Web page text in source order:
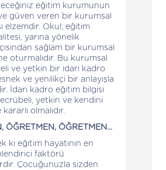
eğitim kurumunun
güven veren bir kurumsal
elzemdir. Okul; eğitim
yarına yönelik
sağlam bir kurumsal
oturmalıdır. Bu kurumsal
ve yetkin bir idari kadro
ve yenilikçi bir anlayışla
İdari kadro eğitim bilgisi
yetkin ve kendini
olmalıdır.
ÖĞRETMEN, ÖĞRETMEN...
ki eğitim hayatının en
faktörü
Çocuğunuzla sizden